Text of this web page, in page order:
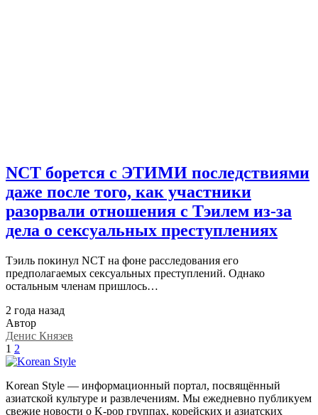
NCT борется с ЭТИМИ последствиями
даже после того, как участники
разорвали отношения с Тэилем из-за
дела о сексуальных преступлениях
Тэиль покинул NCT на фоне расследования его
предполагаемых сексуальных преступлений. Однако
остальным членам пришлось…
2 года назад
Автор
Денис Князев
1 2
Korean Style — информационный портал, посвящённый
азиатской культуре и развлечениям. Мы ежедневно публикуем
свежие новости о K-pop группах, корейских и азиатских